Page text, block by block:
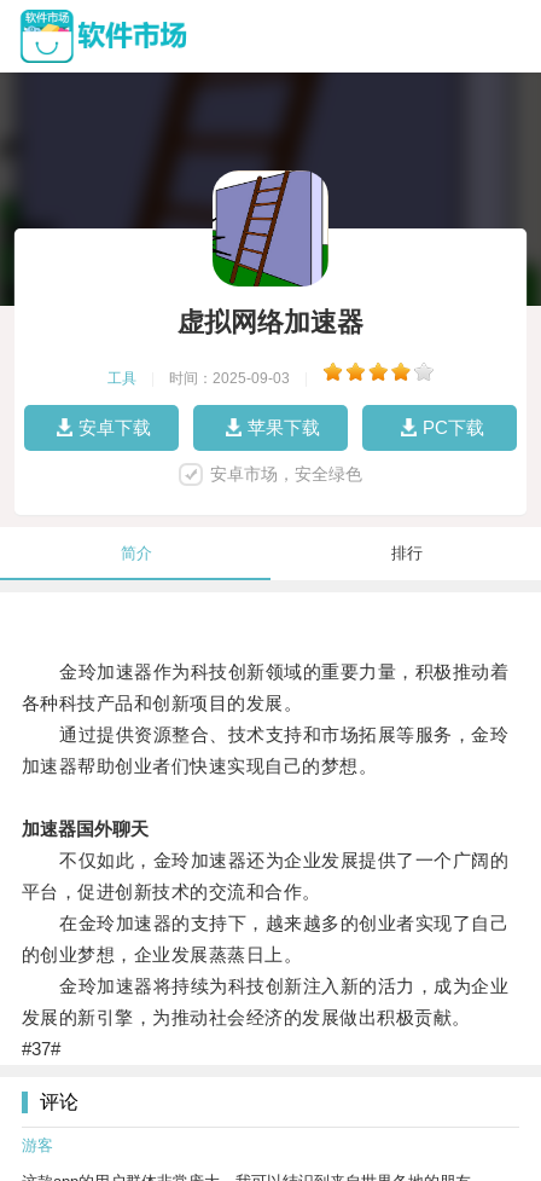
虚拟网络加速器
工具 时间：2025-09-03
安卓下载 苹果下载 PC下载
安卓市场，安全绿色
简介 排行
金玲加速器作为科技创新领域的重要力量，积极推动着
各种科技产品和创新项目的发展。
通过提供资源整合、技术支持和市场拓展等服务，金玲
加速器帮助创业者们快速实现自己的梦想。
加速器国外聊天
不仅如此，金玲加速器还为企业发展提供了一个广阔的
平台，促进创新技术的交流和合作。
在金玲加速器的支持下，越来越多的创业者实现了自己
的创业梦想，企业发展蒸蒸日上。
金玲加速器将持续为科技创新注入新的活力，成为企业
发展的新引擎，为推动社会经济的发展做出积极贡献。
#37#
评论
游客